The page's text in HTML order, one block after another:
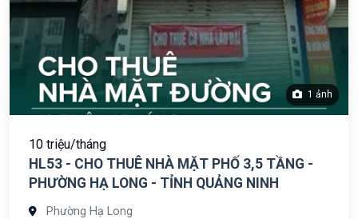
1 ảnh
10 triệu/tháng
HL53 - CHO THUÊ NHÀ MẶT PHỐ 3,5 TẦNG -
PHƯỜNG HẠ LONG - TỈNH QUẢNG NINH
Phường Hạ Long